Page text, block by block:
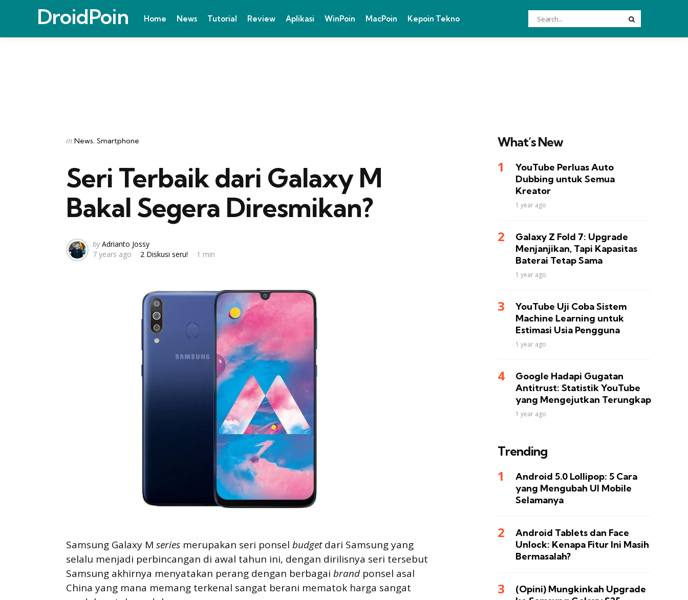
DroidPoin Home News Tutorial Review Aplikasi WinPoin MacPoin Kepoin Tekno
Search
for:
Categories
Posted
in News Smartphone
Seri Terbaik dari Galaxy M
Bakal Segera Diresmikan?
Posted
by
by Adrianto Jossy
7 years ago
2 Diskusi seru! 1 min
Samsung Galaxy M series merupakan seri ponsel budgetdari Samsung yang
selalu menjadi perbincangan di awal tahun ini, dengan dirilisnya seri tersebut
Samsung akhirnya menyatakan perang dengan berbagai brandponsel asal
China yang mana memang terkenal sangat berani mematok harga sangat
What’s New
YouTube Perluas Auto
Dubbing untuk Semua
Kreator
1 year ago
Galaxy Z Fold 7: Upgrade
Menjanjikan, Tapi Kapasitas
Baterai Tetap Sama
1 year ago
YouTube Uji Coba Sistem
Machine Learning untuk
Estimasi Usia Pengguna
1 year ago
Google Hadapi Gugatan
Antitrust: Statistik YouTube
yang Mengejutkan Terungkap
1 year ago
Trending
Android 5.0 Lollipop: 5 Cara
yang Mengubah UI Mobile
Selamanya
Android Tablets dan Face
Unlock: Kenapa Fitur Ini Masih
Bermasalah?
(Opini) Mungkinkah Upgrade